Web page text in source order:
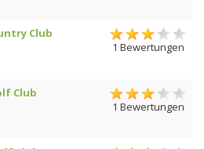
Club
1 Bewertungen
Club
1 Bewertungen